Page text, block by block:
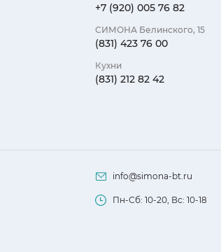
+7 (920) 005 76 82
СИМОНА Белинского, 15
(831) 423 76 00
Кухни
(831) 212 82 42
info@simona-bt.ru
Пн-Сб: 10-20, Вс: 10-18